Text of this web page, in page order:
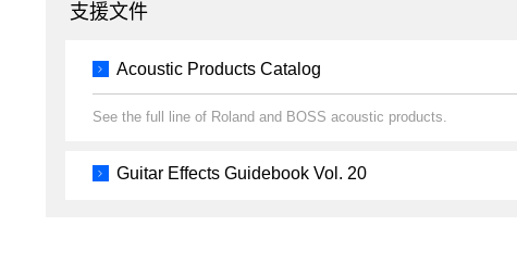
支援文件
Acoustic Products Catalog
See the full line of Roland and BOSS acoustic products.
Guitar Effects Guidebook Vol. 20